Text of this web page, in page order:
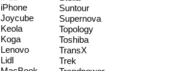
iPhone
Joycube
Keola
Koga
Lenovo
Lidl
Suntour
Supernova
Topology
Toshiba
TransX
Trek